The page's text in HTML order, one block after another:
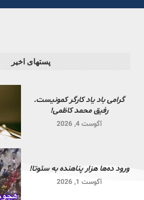
پستهای اخیر
گرامی باد یاد کارگر کمونیست.
رفیق محمد کاظمی!
آگوست 4, 2026
ورود ده‌ها هزار پناهنده به سئوتا!
آگوست 1, 2026